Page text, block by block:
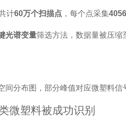
计60万个扫描点 ，每个点采集
光谱变量筛选方法，数据量被压缩
间分布图，部分峰值对应微塑料信
微塑料被成功识别